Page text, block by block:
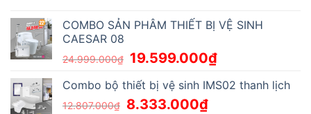
COMBO SẢN PHÂM THIẾT BỊ VỆ SINH
CAESAR 08
24.999.000₫ 19.599.000₫
Combo bộ thiết bị vệ sinh IMS02 thanh lịch
12.807.000₫ 8.333.000₫